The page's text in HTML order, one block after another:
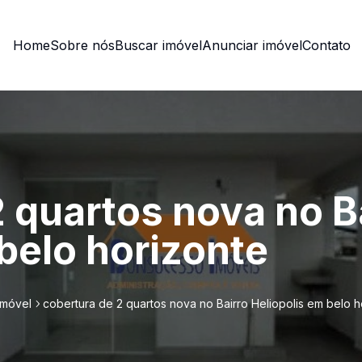
HomeSobre nósBuscar imóvelAnunciar imóvelContato
nova no
horizonte
cobertura de 2 quartos nova no Bairro Heliopolis em belo